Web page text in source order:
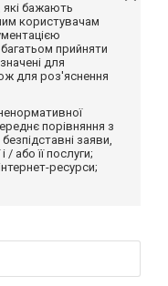
які бажають
користувачам
прийняти
для
для роз'яснення
порівняння з
заяви,
або її послуги;
ресурси;